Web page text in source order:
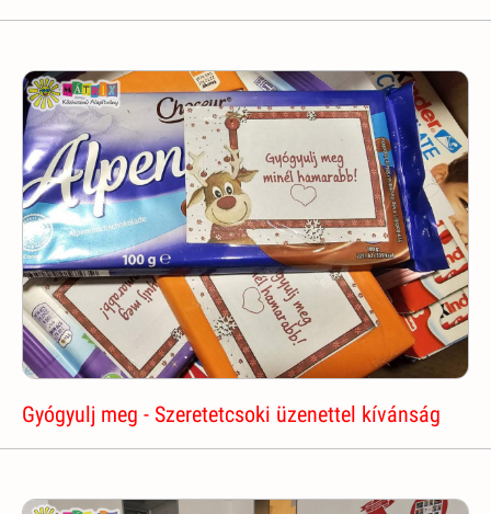
Gyógyulj meg - Szeretetcsoki üzenettel kívánság